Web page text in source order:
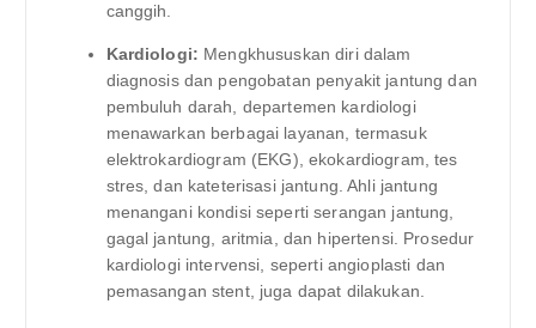
canggih.
Kardiologi: Mengkhususkan diri dalam
diagnosis dan pengobatan penyakit jantung dan
pembuluh darah, departemen kardiologi
menawarkan berbagai layanan, termasuk
elektrokardiogram (EKG), ekokardiogram, tes
stres, dan kateterisasi jantung. Ahli jantung
menangani kondisi seperti serangan jantung,
gagal jantung, aritmia, dan hipertensi. Prosedur
kardiologi intervensi, seperti angioplasti dan
pemasangan stent, juga dapat dilakukan.